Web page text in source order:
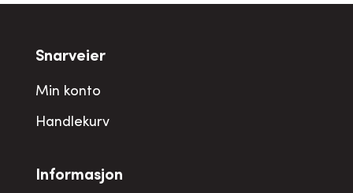
Snarveier
Min konto
Handlekurv
Informasjon